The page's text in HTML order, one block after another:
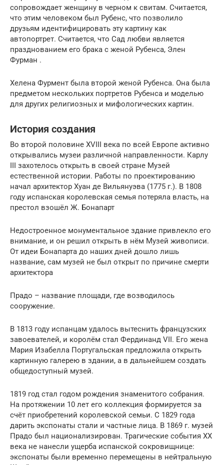
сопровождает женщину в черном к свитам. Считается,
что этим человеком был Рубенс, что позволило
друзьям идентифицировать эту картину как
автопортрет. Считается, что Сад любви является
празднованием его брака с женой Рубенса, Элен
Фурман .
Хелена Фурмент была второй женой Рубенса. Она была
предметом нескольких портретов Рубенса и моделью
для других религиозных и мифологических картин.
История создания
Во второй половине XVIII века по всей Европе активно
открывались музеи различной направленности. Карлу
III захотелось открыть в своей стране Музей
естественной истории. Работы по проектированию
начал архитектор Хуан де Вильянуэва (1775 г.). В 1808
году испанская королевская семья потеряла власть, на
престол взошёл Ж. Бонапарт
Недостроенное монументальное здание привлекло его
внимание, и он решил открыть в нём Музей живописи.
От идеи Бонапарта до наших дней дошло лишь
название, сам музей не был открыт по причине смерти
архитектора
Прадо – название площади, где возводилось
сооружение.
В 1813 году испанцам удалось вытеснить французских
завоевателей, и королём стал Фердинанд VII. Его жена
Мария Изабелла Португальская предложила открыть
картинную галерею в здании, а в дальнейшем создать
общедоступный музей.
1819 год стал годом рождения знаменитого собрания.
На протяжении 10 лет его коллекция формируется за
счёт приобретений королевской семьи. С 1829 года
дарить экспонаты стали и частные лица. В 1869 г. музей
Прадо был национализирован. Трагические события XX
века не нанесли ущерба испанской сокровищнице:
экспонаты были временно перемещены в нейтральную